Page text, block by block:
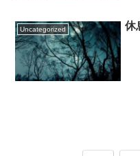
Uncategorized 休